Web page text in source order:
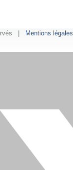
| Mentions légales